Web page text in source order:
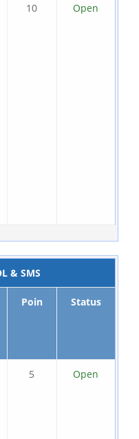
10 Open
& SMS
Poin Status
5 Open